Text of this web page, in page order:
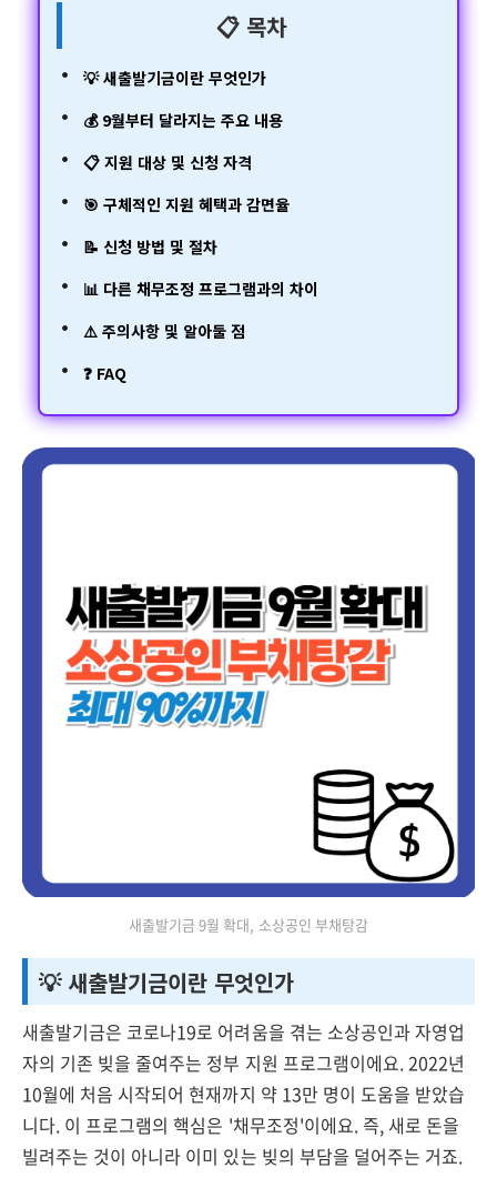
📋 목차
💡 새출발기금이란 무엇인가
💰 9월부터 달라지는 주요 내용
📋 지원 대상 및 신청 자격
🎯 구체적인 지원 혜택과 감면율
📝 신청 방법 및 절차
📊 다른 채무조정 프로그램과의 차이
⚠️ 주의사항 및 알아둘 점
❓ FAQ
새출발기금 9월 확대, 소상공인 부채탕감
💡 새출발기금이란 무엇인가
새출발기금은 코로나19로 어려움을 겪는 소상공인과 자영업
자의 기존 빚을 줄여주는 정부 지원 프로그램이에요. 2022년
10월에 처음 시작되어 현재까지 약 13만 명이 도움을 받았습
니다. 이 프로그램의 핵심은 '채무조정'이에요. 즉, 새로 돈을
빌려주는 것이 아니라 이미 있는 빚의 부담을 덜어주는 거죠.